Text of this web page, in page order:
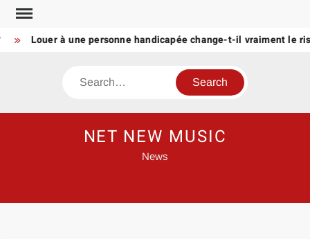
Skip
content
Louer à une personne handicapée change-t-il vraiment le risque
Search
NET NEW MUSIC
News